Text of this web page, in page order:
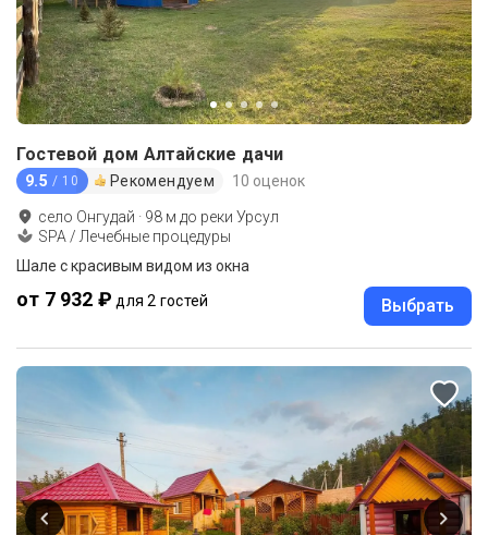
Гостевой дом Алтайские дачи
9.5 / 10 Рекомендуем 10 оценок
село Онгудай · 98 м до реки Урсул
SPA / Лечебные процедуры
Шале с красивым видом из окна
от 7 932 ₽ для 2 гостей Выбрать